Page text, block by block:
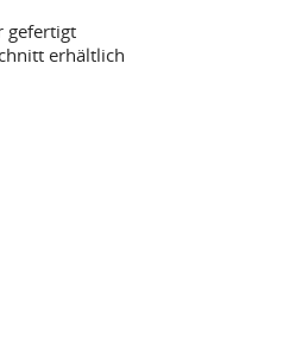
gefertigt
erhältlich